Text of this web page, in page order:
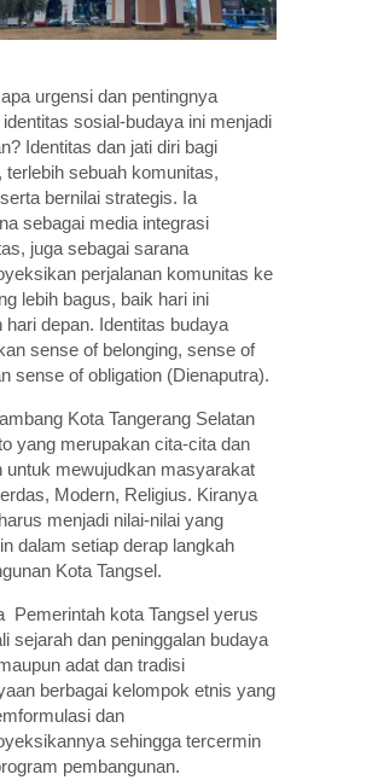
urgensi dan pentingnya
sosial-budaya ini menjadi
Identitas dan jati diri bagi
terlebih sebuah komunitas,
bernilai strategis. Ia
sebagai media integrasi
juga sebagai sarana
perjalanan komunitas ke
lebih bagus, baik hari ini
hari depan. Identitas budaya
sense of belonging, sense of
sense of obligation (Dienaputra).
Kota Tangerang Selatan
yang merupakan cita-cita dan
untuk mewujudkan masyarakat
Modern, Religius. Kiranya
menjadi nilai-nilai yang
dalam setiap derap langkah
Kota Tangsel.
Pemerintah kota Tangsel yerus
sejarah dan peninggalan budaya
adat dan tradisi
berbagai kelompok etnis yang
dan
sehingga tercermin
pembangunan.